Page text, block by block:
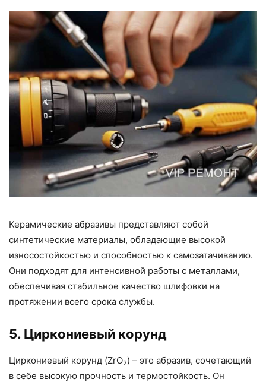
Керамические абразивы представляют собой
синтетические материалы, обладающие высокой
износостойкостью и способностью к самозатачиванию.
Они подходят для интенсивной работы с металлами,
обеспечивая стабильное качество шлифовки на
протяжении всего срока службы.
5. Циркониевый корунд
Циркониевый корунд (ZrO2) – это абразив, сочетающий
в себе высокую прочность и термостойкость. Он